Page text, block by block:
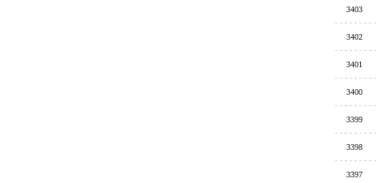
3403
3402
3401
3400
3399
3398
3397